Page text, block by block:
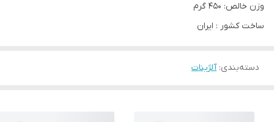
وزن خالص: 450 گرم
ساخت کشور : ایران
دسته‌بندی:آلژینات